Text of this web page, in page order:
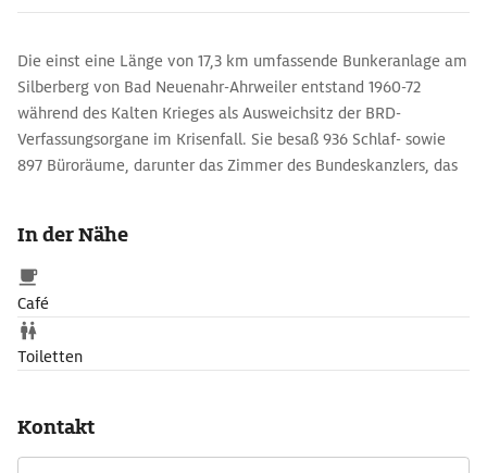
Die einst eine Länge von 17,3 km umfassende Bunkeranlage am
Silberberg von Bad Neuenahr-Ahrweiler entstand 1960-72
während des Kalten Krieges als Ausweichsitz der BRD-
Verfassungsorgane im Krisenfall. Sie besaß 936 Schlaf- sowie
897 Büroräume, darunter das Zimmer des Bundeskanzlers, das
Regierungsbunkers zugänglich und als Dokumentationsstätte
eingerichtet.
In der Nähe
Café
Toiletten
Kontakt